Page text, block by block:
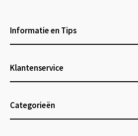
Informatie en Tips
Klantenservice
Categorieën